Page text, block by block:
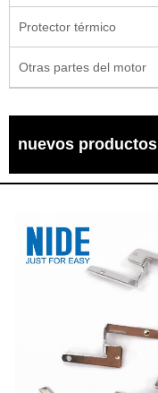
Protector térmico
Otras partes del motor
nuevos productos